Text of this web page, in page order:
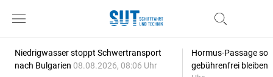
Niedrigwasser stoppt Schwertransport
nach Bulgarien 08.08.2026, 08:06 Uhr
Hormus-Passage
gebührenfrei bleiben